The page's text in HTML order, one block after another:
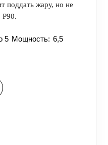
поддать жару, но не
P90.
5 Мощность: 6,5